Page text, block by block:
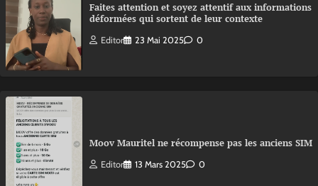
Faites attention et soyez attentif aux informations
déformées qui sortent de leur contexte
Editor 23 Mai 2025 0
Moov Mauritel ne récompense pas les anciens SIM
Editor 13 Mars 2025 0